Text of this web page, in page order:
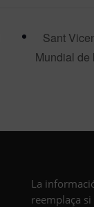
Sant
Mundial de
La
reemplaça